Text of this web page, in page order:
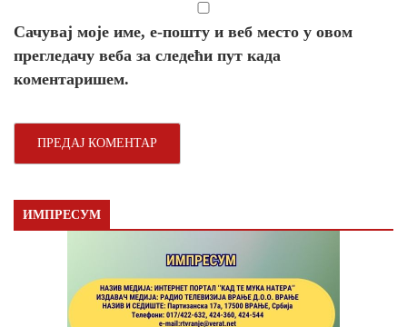
Сачувај моје име, е-пошту и веб место у овом
прегледачу веба за следећи пут када
коментаришем.
ИМПРЕСУМ